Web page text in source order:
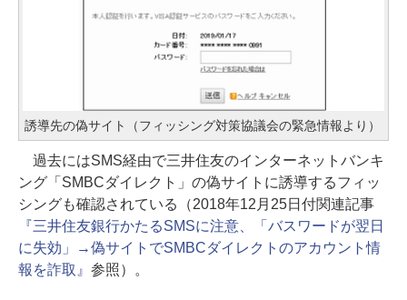
誘導先の偽サイト（フィッシング対策協議会の緊急情報より）
過去にはSMS経由で三井住友のインターネットバンキ
ング「SMBCダイレクト」の偽サイトに誘導するフィッ
シングも確認されている（2018年12月25日付関連記事
『三井住友銀行かたるSMSに注意、「バスワードが翌日
に失効」→偽サイトでSMBCダイレクトのアカウント情
報を詐取』 参照）。